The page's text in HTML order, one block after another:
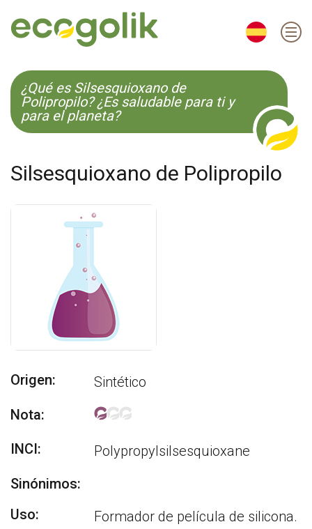
EN ES KO
¿Qué es Silsesquioxano de
Polipropilo? ¿Es saludable para ti y
para el planeta?
Silsesquioxano de Polipropilo
Origen:
Sintético
Nota:
INCI:
Polypropylsilsesquioxane
Sinónimos:
Uso:
Formador de película de silicona.